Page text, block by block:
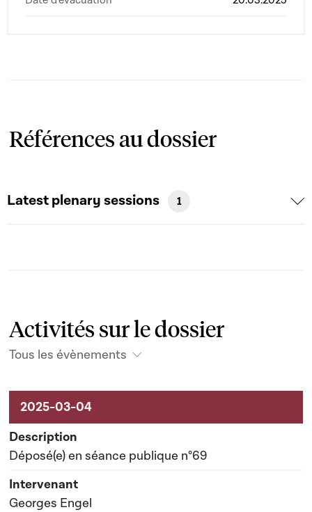
Références au dossier
Latest plenary sessions 1
Activités sur le dossier
Tous les évènements
Activités sur le dossier
Déposé(e) en séance publique n°69
Georges Engel